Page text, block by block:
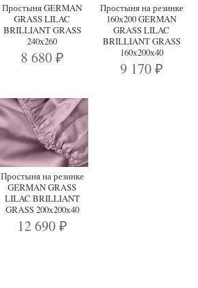
Простыня GERMAN
GRASS LILAC
BRILLIANT GRASS
240х260
8 680 ₽
Простыня на резинке
160х200 GERMAN
GRASS LILAC
BRILLIANT GRASS
160х200х40
9 170 ₽
Простыня на резинке
GERMAN GRASS
LILAC BRILLIANT
GRASS 200х200х40
12 690 ₽